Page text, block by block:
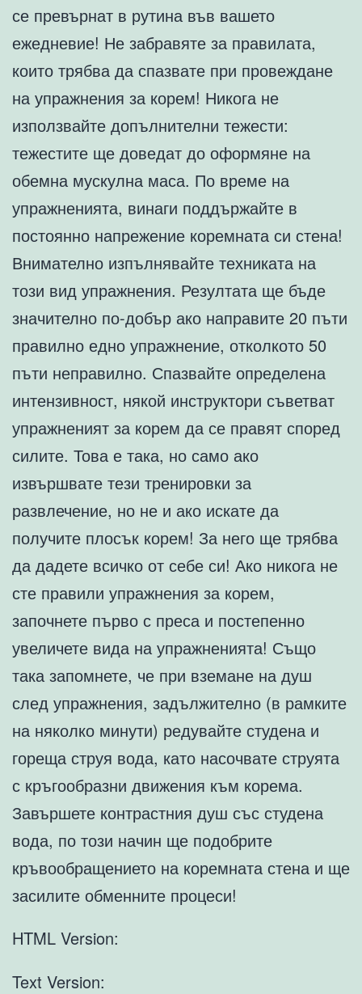
се превърнат в рутина във вашето
ежедневие! Не забравяте за правилата,
които трябва да спазвате при провеждане
на упражнения за корем! Никога не
използвайте допълнителни тежести:
тежестите ще доведат до оформяне на
обемна мускулна маса. По време на
упражненията, винаги поддържайте в
постоянно напрежение коремната си стена!
Внимателно изпълнявайте техниката на
този вид упражнения. Резултата ще бъде
значително по-добър ако направите 20 пъти
правилно едно упражнение, отколкото 50
пъти неправилно. Спазвайте определена
интензивност, някой инструктори съветват
упражненият за корем да се правят според
силите. Това е така, но само ако
извършвате тези тренировки за
развлечение, но не и ако искате да
получите плосък корем! За него ще трябва
да дадете всичко от себе си! Ако никога не
сте правили упражнения за корем,
започнете първо с преса и постепенно
увеличете вида на упражненията! Също
така запомнете, че при вземане на душ
след упражнения, задължително (в рамките
на няколко минути) редувайте студена и
гореща струя вода, като насочвате струята
с кръгообразни движения към корема.
Завършете контрастния душ със студена
вода, по този начин ще подобрите
кръвообращението на коремната стена и ще
засилите обменните процеси!
HTML Version:
Text Version: